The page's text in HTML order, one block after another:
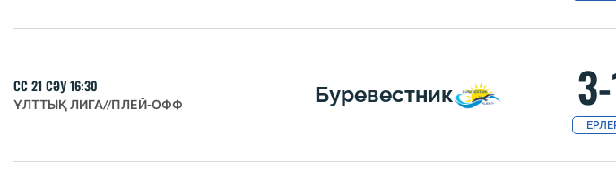
СС 21 СӘУ 16:30
ҰЛТТЫҚ ЛИГА//ПЛЕЙ-ОФФ Буревестник